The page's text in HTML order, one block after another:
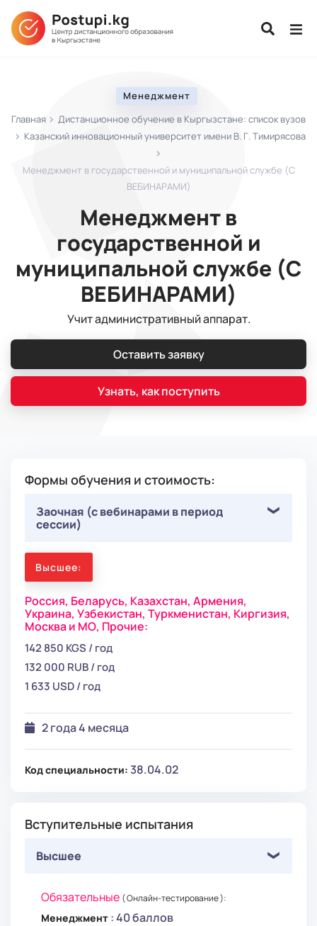
Менеджмент
Главная
Дистанционное обучение в Кыргызстане: список вузов
Казанский инновационный университет имени В. Г. Тимирясова
Менеджмент в государственной и муниципальной службе (С
ВЕБИНАРАМИ)
Менеджмент в
государственной и
муниципальной службе (С
ВЕБИНАРАМИ)
Учит административный аппарат.
Оставить заявку
Узнать, как поступить
Формы обучения и стоимость:
Заочная (с вебинарами в период
сессии)
Высшее:
Россия, Беларусь, Казахстан, Армения,
Украина, Узбекистан, Туркменистан, Киргизия,
Москва и МО, Прочие:
142 850 KGS / год
132 000 RUB / год
1 633 USD / год
2 года 4 месяца
Код специальности: 38.04.02
Вступительные испытания
Высшее
Обязательные ( Онлайн-тестирование ):
Менеджмент : 40 баллов